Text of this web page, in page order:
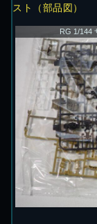
スト（部品図）
RG 1/144